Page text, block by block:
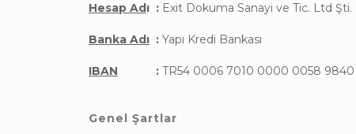
Hesap Adı : Exit Dokuma Sanayi ve Tic. Ltd Şti.
Banka Adı : Yapı Kredi Bankası
IBAN : TR54 0006 7010 0000 0058 9840
Genel Şartlar